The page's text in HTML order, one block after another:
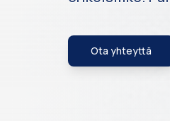
Ota yhteyttä